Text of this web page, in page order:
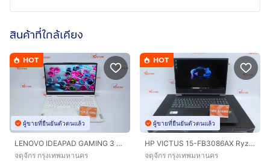
สินค้าที่ใกล้เคียง
HOT
ผู้ขายที่ยืนยันตัวตนแล้ว
LENOVO IDEAPAD GAMING 3 Core i5-12500H RTX3050TI 24 - 1.5TB
จตุจักร กรุงเทพมหานคร
HOT
ผู้ขายที่ยืนยันตัวตนแล้ว
HP VICTUS 15-FB3086AX Ryzen 7 7445HS.RTX4050 RAM16.512GB
จตุจักร กรุงเทพมหานคร